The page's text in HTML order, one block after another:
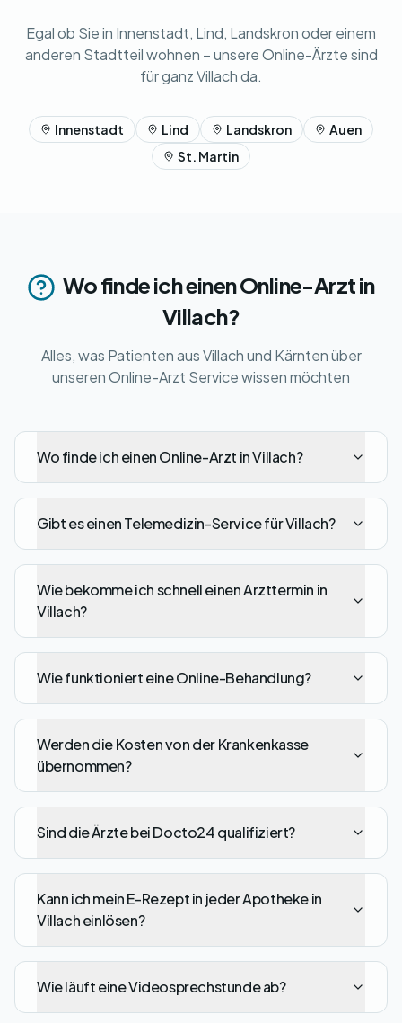
Egal ob Sie in Innenstadt, Lind, Landskron oder einem
anderen Stadtteil wohnen – unsere Online-Ärzte sind
für ganz Villach da.
Innenstadt Lind Landskron
Auen
St. Martin
Wo finde ich einen Online-Arzt in
Villach?
Alles, was Patienten aus Villach und Kärnten über
unseren Online-Arzt Service wissen möchten
Wo finde ich einen Online-Arzt in Villach?
Gibt es einen Telemedizin-Service für Villach?
Wie bekomme ich schnell einen Arzttermin in
Villach?
Wie funktioniert eine Online-Behandlung?
Werden die Kosten von der Krankenkasse
übernommen?
Sind die Ärzte bei Docto24 qualifiziert?
Kann ich mein E-Rezept in jeder Apotheke in
Villach einlösen?
Wie läuft eine Videosprechstunde ab?